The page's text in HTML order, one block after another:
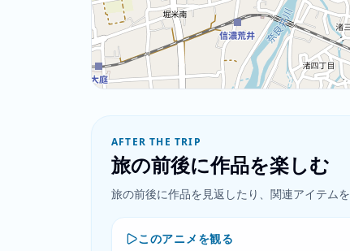
AFTER THE TRIP
旅の前後に作品を楽しむ
旅の前後に作品を見返したり、関連アイテム
このアニメを観る